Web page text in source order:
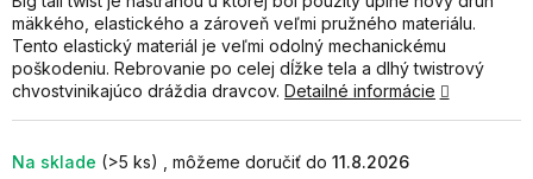
Na sklade (>5 ks)
11.8.2026
mäkkého, elastického a zároveň veľmi pružného materiálu.
Tento elastický materiál je veľmi odolný mechanickému
poškodeniu. Rebrovanie po celej dĺžke tela a dlhý twistrový
chvostvinikajúco dráždia dravcov. Detailné informácie
5
hviezdičiek.